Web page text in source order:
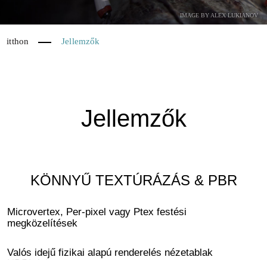
IMAGE BY ALEX LUKIANOV
itthon Jellemzők
Jellemzők
KÖNNYŰ TEXTÚRÁZÁS & PBR
Microvertex, Per-pixel vagy Ptex festési
megközelítések
Valós idejű fizikai alapú renderelés nézetablak